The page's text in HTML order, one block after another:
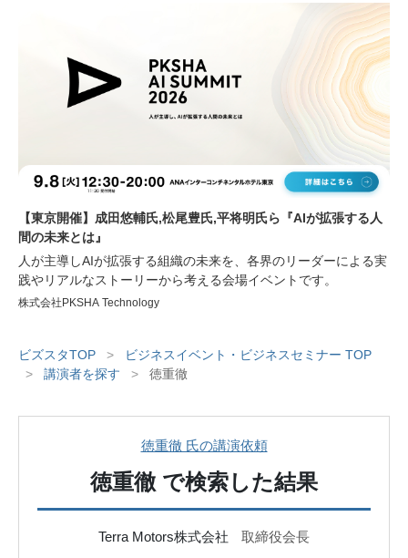
【東京開催】成田悠輔氏,松尾豊氏,平将明氏ら『AIが拡張する人
間の未来とは』
人が主導しAIが拡張する組織の未来を、各界のリーダーによる実
践やリアルなストーリーから考える会場イベントです。
株式会社PKSHA Technology
ビズスタTOP >
ビジネスイベント・ビジネスセミナー TOP
>
講演者を探す > 徳重徹
徳重徹 氏の講演依頼
徳重徹 で検索した結果
Terra Motors株式会社
取締役会長